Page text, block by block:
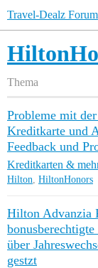
Travel-Dealz Forum
Thema
Probleme mit
Kreditkarte und
Feedback und
Kreditkarten &
Hilton, HiltonHonors
Hilton Advanzia
über
gestzt